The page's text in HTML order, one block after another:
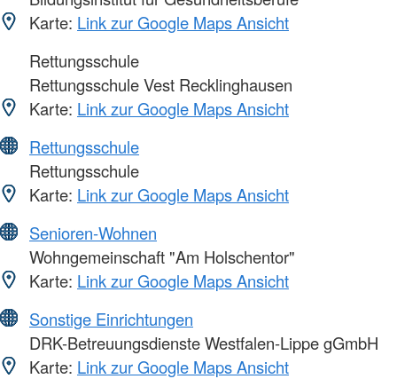
Karte: Link zur Google Maps Ansicht
Rettungsschule
Rettungsschule Vest Recklinghausen
Karte: Link zur Google Maps Ansicht
Rettungsschule
Rettungsschule
Karte: Link zur Google Maps Ansicht
Senioren-Wohnen
Wohngemeinschaft "Am Holschentor"
Karte: Link zur Google Maps Ansicht
Sonstige Einrichtungen
DRK-Betreuungsdienste Westfalen-Lippe gGmbH
Karte: Link zur Google Maps Ansicht